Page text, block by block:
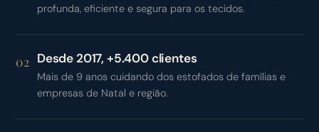
profunda, eficiente e segura para os tecidos.
02 Desde 2017, +5.400 clientes
Mais de 9 anos cuidando dos estofados de famílias e
empresas de Natal e região.